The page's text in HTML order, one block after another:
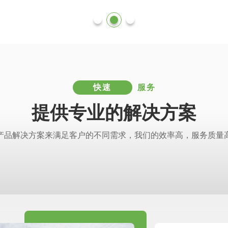
快速 服务
提供专业的解决方案
品解决方案来满足客户的不同需求，我们的效率高，服务质量